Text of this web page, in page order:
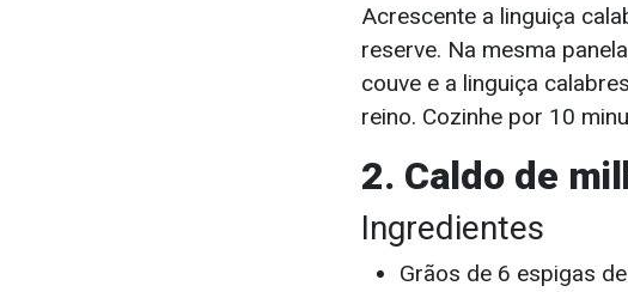
Acrescente a linguiça
reserve. Na mesma
couve e a linguiça
reino. Cozinhe por 10
2. Caldo de
Ingredientes
Grãos de 6 espigas